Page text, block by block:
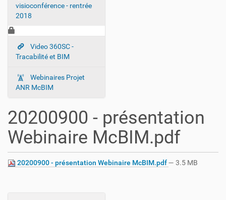
visioconférence - rentrée
2018
Video 360SC -
Tracabilité et BIM
Webinaires Projet
ANR McBIM
20200900 - présentation
Webinaire McBIM.pdf
20200900 - présentation Webinaire McBIM.pdf— 3.5 MB